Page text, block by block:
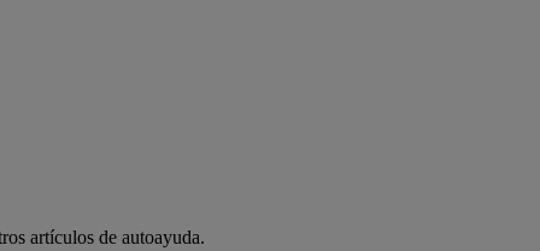
artículos de autoayuda.